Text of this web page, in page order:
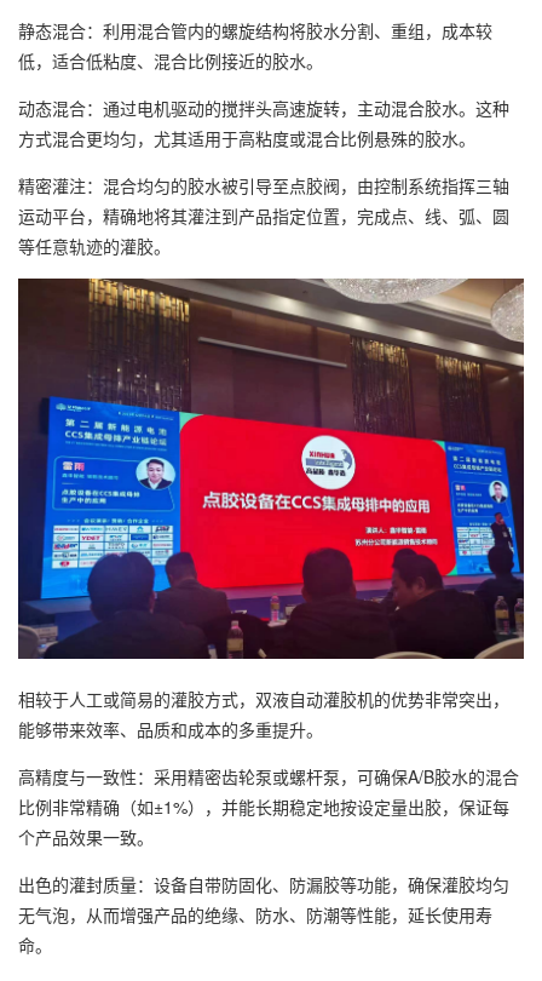
静态混合：利用混合管内的螺旋结构将胶水分割、重组，成本较
低，适合低粘度、混合比例接近的胶水。
动态混合：通过电机驱动的搅拌头高速旋转，主动混合胶水。这种
方式混合更均匀，尤其适用于高粘度或混合比例悬殊的胶水。
精密灌注：混合均匀的胶水被引导至点胶阀，由控制系统指挥三轴
运动平台，精确地将其灌注到产品指定位置，完成点、线、弧、圆
等任意轨迹的灌胶。
相较于人工或简易的灌胶方式，双液自动灌胶机的优势非常突出，
能够带来效率、品质和成本的多重提升。
高精度与一致性：采用精密齿轮泵或螺杆泵，可确保A/B胶水的混合
比例非常精确（如±1%），并能长期稳定地按设定量出胶，保证每
个产品效果一致。
出色的灌封质量：设备自带防固化、防漏胶等功能，确保灌胶均匀
无气泡，从而增强产品的绝缘、防水、防潮等性能，延长使用寿
命。